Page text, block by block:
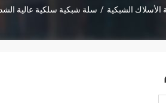
الأسلاك الشبكية / سلة شبكية سلكية عالية